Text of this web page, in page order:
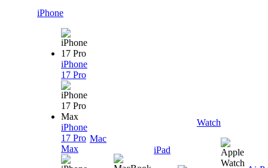
iPhone
iPhone
17 Pro
iPhone
17 Pro
Max
Mac
iPad
Watch